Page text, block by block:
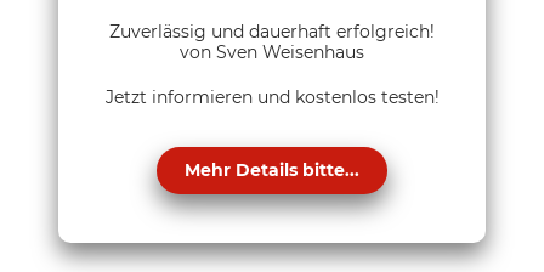
Zuverlässig und dauerhaft erfolgreich!
von Sven Weisenhaus
Jetzt informieren und kostenlos testen!
Mehr Details bitte...